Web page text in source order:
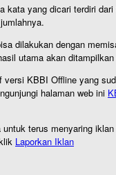
kata yang dicari terdiri
dilakukan dengan
utama akan
KBBI Offline yang
halaman web ini
terus menyaring
Laporkan Iklan